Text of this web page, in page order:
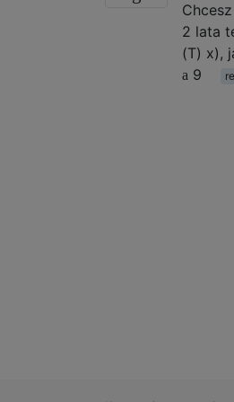
2 lata
(T) x),
9